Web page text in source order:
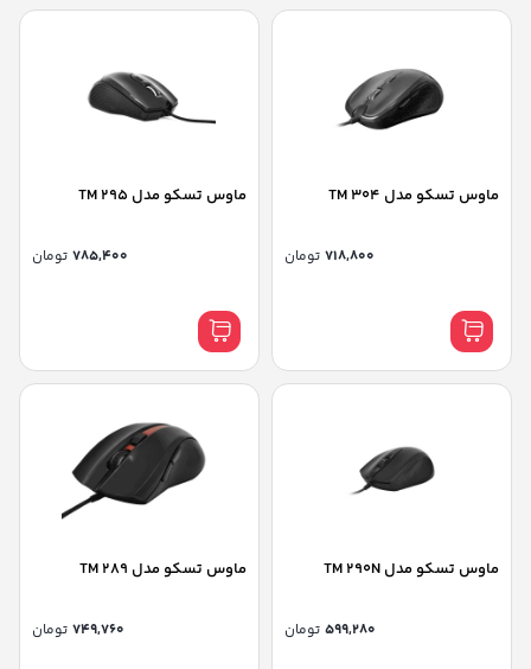
ماوس تسکو مدل TM 304
تومان
ماوس تسکو مدل TM 295
تومان
ماوس تسکو مدل TM 290N
تومان
ماوس تسکو مدل TM 289
تومان